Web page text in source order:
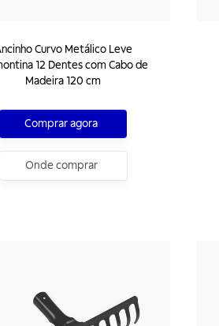
Curvo Metálico Leve
12 Dentes com Cabo de
Madeira 120 cm
Comprar agora
Onde comprar